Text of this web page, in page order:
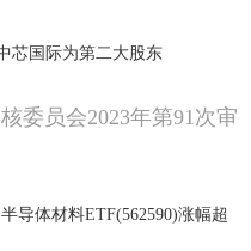
芯国际为第二大股东
委员会2023年第91次审
导体材料ETF(562590)涨幅超